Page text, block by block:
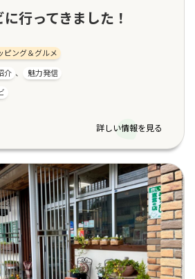
行ってきました！
ピング＆グルメ
介 、
魅力発信
詳しい情報を見る